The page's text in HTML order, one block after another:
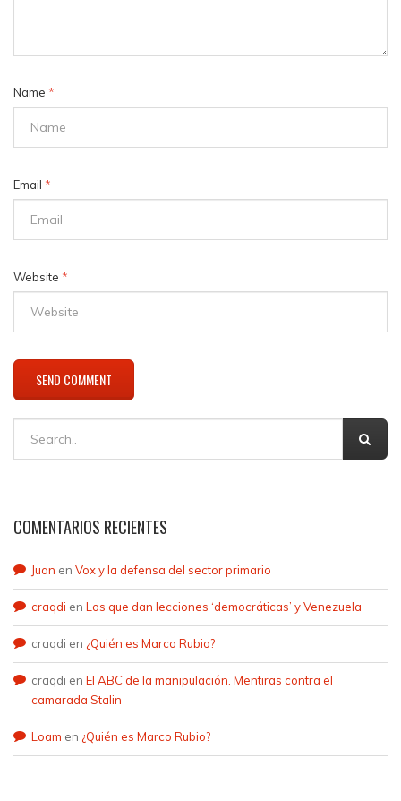
Name *
Email *
Website *
COMENTARIOS RECIENTES
Juan en Vox y la defensa del sector primario
craqdi en Los que dan lecciones ‘democráticas’ y Venezuela
craqdi en ¿Quién es Marco Rubio?
craqdi en El ABC de la manipulación. Mentiras contra el
camarada Stalin
Loam en ¿Quién es Marco Rubio?